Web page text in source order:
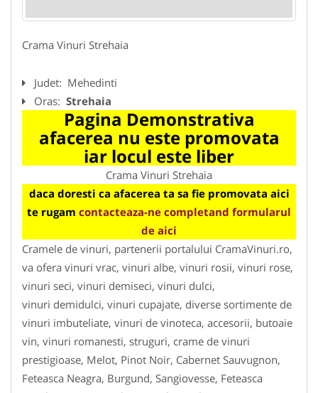
Crama Vinuri Strehaia
Judet: Mehedinti
Oras: Strehaia
Pagina Demonstrativa
afacerea nu este promovata
iar locul este liber
Crama Vinuri Strehaia
daca doresti ca afacerea ta sa fie promovata aici
te rugam contacteaza-ne completand formularul
de aici
Cramele de vinuri, partenerii portalului CramaVinuri.ro,
va ofera vinuri vrac, vinuri albe, vinuri rosii, vinuri rose,
vinuri seci, vinuri demiseci, vinuri dulci,
vinuri demidulci, vinuri cupajate, diverse sortimente de
vinuri imbuteliate, vinuri de vinoteca, accesorii, butoaie
vin, vinuri romanesti, struguri, crame de vinuri
prestigioase, Melot, Pinot Noir, Cabernet Sauvugnon,
Feteasca Neagra, Burgund, Sangiovesse, Feteasca